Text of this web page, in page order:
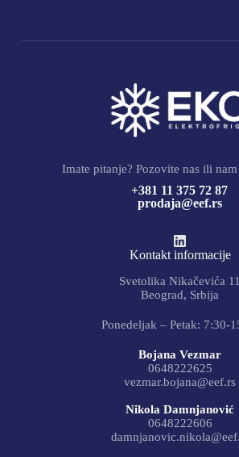
Imate pitanje? Pozovite nas ili
+381 11 375 72 87
prodaja@eef.rs
Kontakt informacije
Svetolika Nikačevića 11
Beograd, Srbija
Ponedeljak – Petak: 7:30-
Bojana Vezmar
0648222625
vezmar.bojana@eef.rs
Nikola Damnjanović
0648222606